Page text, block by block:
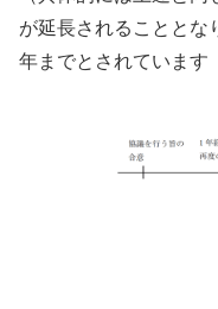
が延長されることとな
年までとされています